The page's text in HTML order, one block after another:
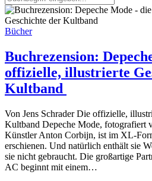
Bücher
Buchrezension:
offizielle, illustrierte
Kultband
Von Jens Schrader Die offizielle,
Kultband Depeche Mode, fotografiert
Künstler Anton Corbijn, ist im XL-
erschienen. Und natürlich enthält sie
sie nicht gebraucht. Die großartige
AC beginnt mit einem…